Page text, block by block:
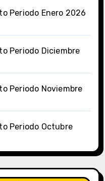
Periodo Enero 2026
Periodo Diciembre
Periodo Noviembre
Periodo Octubre